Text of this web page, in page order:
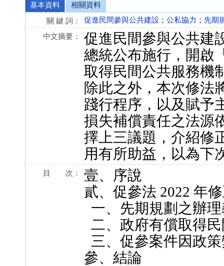
基本資料
相關資料
關 鍵 詞：
促進民間參與公共建設 ； 公私協力 ； 先期
中文摘要：
促進民間參與公共建
總統公布施行，開啟
取得民間公共服務機
除此之外，本次修法
踐行程序，以及賦予
損失補償責任之法源
擇上三議題，介紹修
用有所助益，以為下
目 次：
壹、序說
貳、促參法 2022 年
一、先期規劃之辦
二、政府有償取得
三、促參案件因政
參、結論